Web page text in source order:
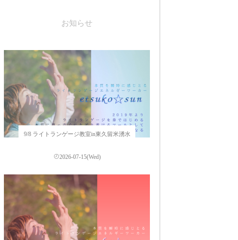
お知らせ
9/8 ライトランゲージ教室in東久留米湧水
2026-07-15(Wed)